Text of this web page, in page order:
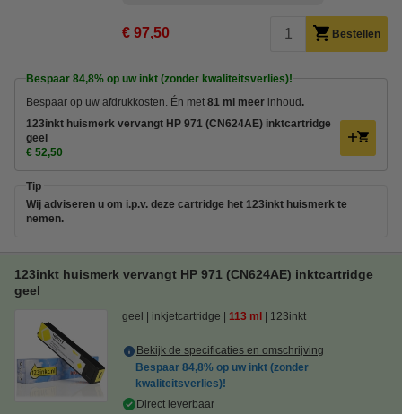
€ 97,50 Bestellen
Bespaar 84,8% op uw inkt (zonder kwaliteitsverlies)!
Bespaar op uw afdrukkosten. Én met 81 ml meer inhoud.
123inkt huismerk vervangt HP 971 (CN624AE) inktcartridge
geel
€ 52,50
Tip
Wij adviseren u om i.p.v. deze cartridge het 123inkt huismerk te
nemen.
123inkt huismerk vervangt HP 971 (CN624AE) inktcartridge
geel
geel inkjetcartridge 113 ml 123inkt
Bekijk de specificaties en omschrijving
Bespaar 84,8% op uw inkt (zonder
kwaliteitsverlies)!
Direct leverbaar